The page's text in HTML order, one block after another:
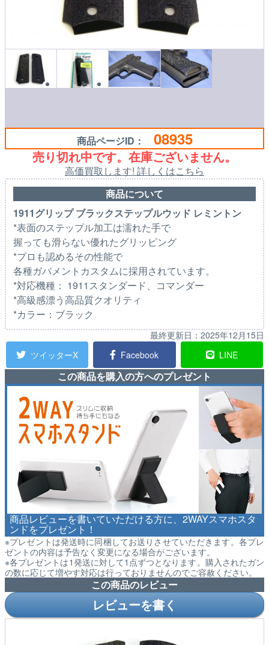
商品ページID： 08935
売り切れ中です。在庫ございません。
高価買取します! 詳しくはこちら
商品について
1911グリップ ブラックステップルウッド レミントン
*表面のステップル加工は濡れた手で
握っても滑らない優れたグリッピング
*プロも認めるその性能で
各種ガバメントカスタムに採用されています。
*対応機種： 1911スタンダード、コマンダー
*高級感漂う高品質クオリティ
*カラー：ブラック
最終更新日： 2025年12月15日
ツイッターX
Facebook LINE
この商品を購入の方へのプレゼント
商品レビューを書いていただける方に、2WAYスマホスタ
ンドをプレゼント！
※プレゼントは発送時に同梱してお送りさせていただきます。各プレ
ゼントの内容は予告なく変更になる場合がございます。
※各プレゼントは1発送に対して1点ずつとなります。購入されたガン
の数に応じて増やす対応は行っておりませんのでご容赦ください。
この商品のレビュー
レビューを書く